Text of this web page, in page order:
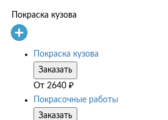
Покраска кузова
Покраска кузова
Заказать
От 2640 ₽
Покрасочные работы
Заказать